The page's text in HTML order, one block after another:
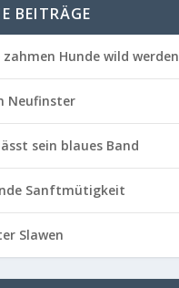
BEITRÄGE
zahmen Hunde wild werden
Neufinster
sein blaues Band
Sanftmütigkeit
Slawen